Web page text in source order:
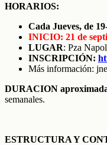
HORARIOS:
Cada Jueves, de
INICIO: 21 de
LUGAR: Pza
INSCRIPCIÓN:
Más información:
DURACION
semanales.
ESTRUCTURA Y